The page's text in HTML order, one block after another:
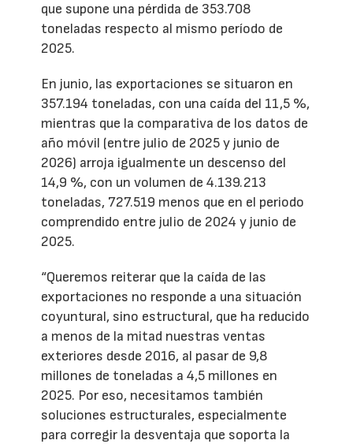
que supone una pérdida de 353.708
toneladas respecto al mismo período de
2025.
En junio, las exportaciones se situaron en
357.194 toneladas, con una caída del 11,5 %,
mientras que la comparativa de los datos de
año móvil (entre julio de 2025 y junio de
2026) arroja igualmente un descenso del
14,9 %, con un volumen de 4.139.213
toneladas, 727.519 menos que en el periodo
comprendido entre julio de 2024 y junio de
2025.
“Queremos reiterar que la caída de las
exportaciones no responde a una situación
coyuntural, sino estructural, que ha reducido
a menos de la mitad nuestras ventas
exteriores desde 2016, al pasar de 9,8
millones de toneladas a 4,5 millones en
2025. Por eso, necesitamos también
soluciones estructurales, especialmente
para corregir la desventaja que soporta la